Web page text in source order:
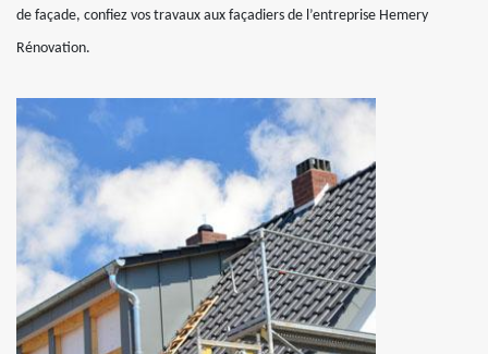
de façade, confiez vos travaux aux façadiers de l’entreprise Hemery
Rénovation.